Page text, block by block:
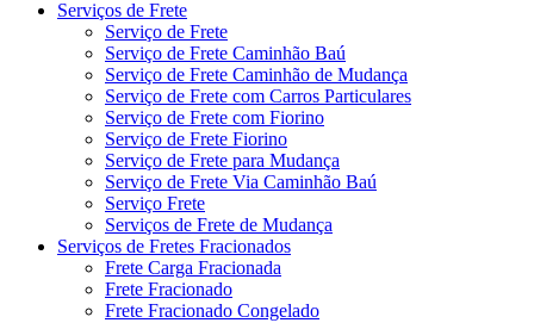
Serviços de Frete
Serviço de Frete
Serviço de Frete Caminhão Baú
Serviço de Frete Caminhão de Mudança
Serviço de Frete com Carros Particulares
Serviço de Frete com Fiorino
Serviço de Frete Fiorino
Serviço de Frete para Mudança
Serviço de Frete Via Caminhão Baú
Serviço Frete
Serviços de Frete de Mudança
Serviços de Fretes Fracionados
Frete Carga Fracionada
Frete Fracionado
Frete Fracionado Congelado